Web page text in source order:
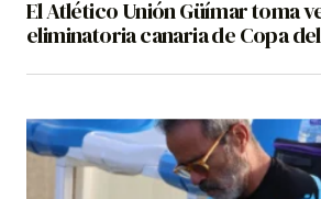
El Atlético Unión Güímar toma
eliminatoria canaria de Copa